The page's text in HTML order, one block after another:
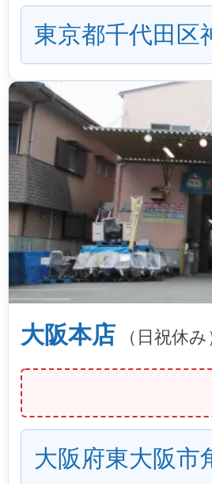
東京都千代田区
大阪本店 （日祝休み
大阪府東大阪市